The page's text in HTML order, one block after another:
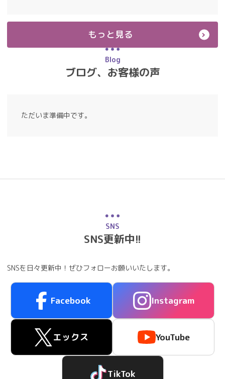
もっと見る
Blog
ブログ、お客様の声
ただいま準備中です。
SNS
SNS更新中!!
SNSを日々更新中！ぜひフォローお願いいたします。
Facebook Instagram
エックス YouTube
TikTok